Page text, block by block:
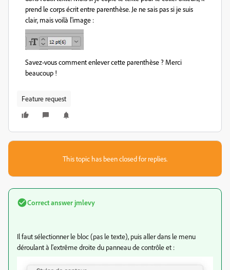
prend le corps écrit entre parenthèse. Je ne sais pas si je suis
clair, mais voilà l'image :
Savez-vous comment enlever cette parenthèse ? Merci
beaucoup !
Feature request
This topic has been closed for replies.
Correct answer jmlevy
Il faut sélectionner le bloc (pas le texte), puis aller dans le menu
déroulant à l'extrême droite du panneau de contrôle et :